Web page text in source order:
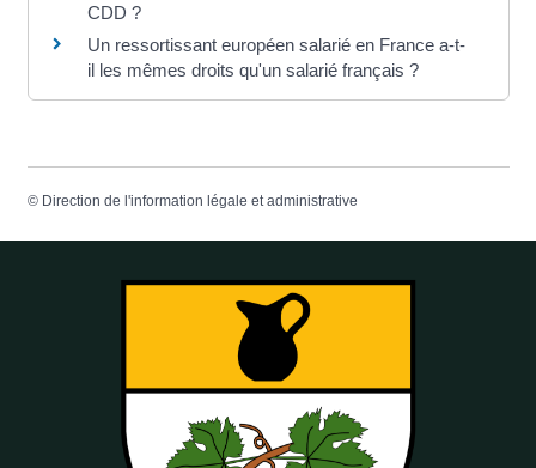
CDD ?
Un ressortissant européen salarié en France a-t-
il les mêmes droits qu'un salarié français ?
© Direction de l'information légale et administrative